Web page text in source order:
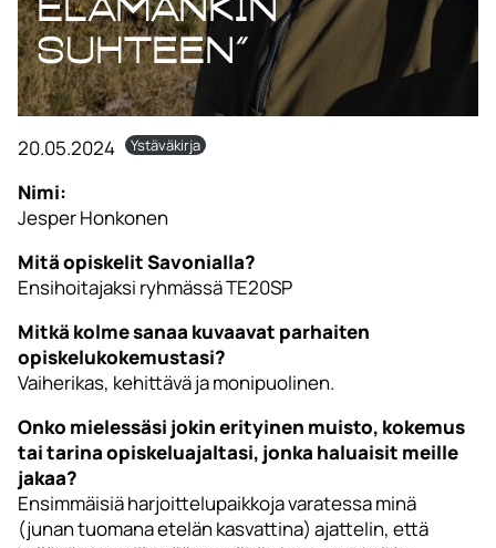
suhteen”
20.05.2024 Ystäväkirja
Nimi:
Jesper Honkonen
Mitä opiskelit Savonialla?
Ensihoitajaksi ryhmässä TE20SP
Mitkä kolme sanaa kuvaavat parhaiten
opiskelukokemustasi?
Vaiherikas, kehittävä ja monipuolinen.
Onko mielessäsi jokin erityinen muisto, kokemus
tai tarina opiskeluajaltasi, jonka haluaisit meille
jakaa?
Ensimmäisiä harjoittelupaikkoja varatessa minä
(junan tuomana etelän kasvattina) ajattelin, että